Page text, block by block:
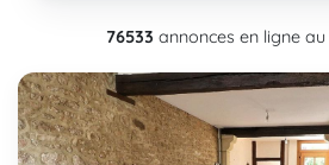
76533 annonces en ligne au